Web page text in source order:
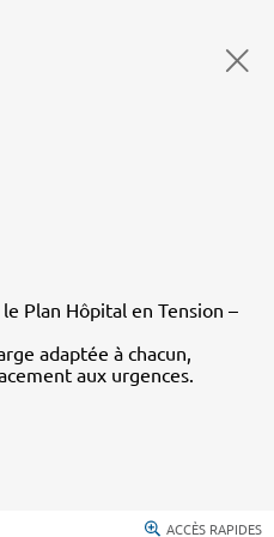
Plan Hôpital en Tension –
adaptée à chacun,
aux urgences.
ACCÈS RAPIDES